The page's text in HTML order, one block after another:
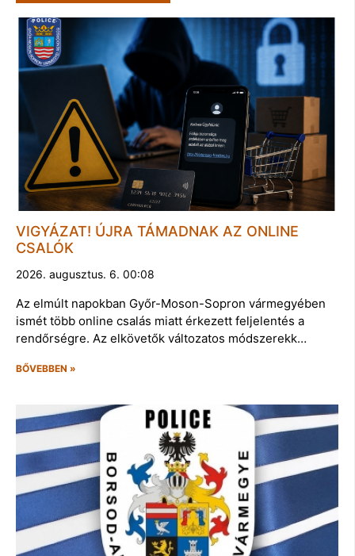
VIGYÁZAT! ÚJRA TÁMADNAK AZ ONLINE
CSALÓK
2026. augusztus. 6. 00:08
Az elmúlt napokban Győr-Moson-Sopron vármegyében
ismét több online csalás miatt érkezett feljelentés a
rendőrségre. Az elkövetők változatos módszerekk…
BŐVEBBEN »